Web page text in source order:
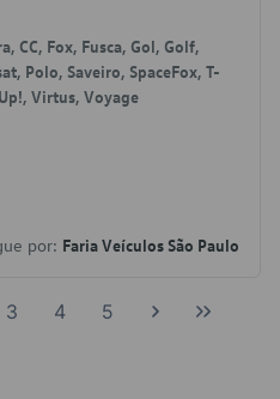
CC, Fox, Fusca, Gol, Golf,
Polo, Saveiro, SpaceFox, T-
Virtus, Voyage
por: Faria Veículos São Paulo
3 4 5